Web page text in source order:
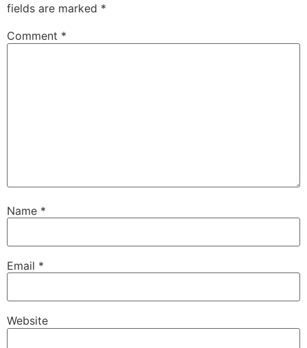
fields are marked *
Comment *
Name *
Email *
Website